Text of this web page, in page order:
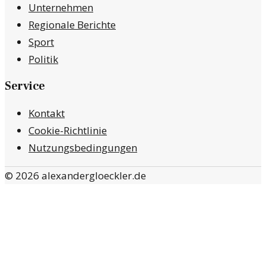
Unternehmen
Regionale Berichte
Sport
Politik
Service
Kontakt
Cookie-Richtlinie
Nutzungsbedingungen
© 2026 alexandergloeckler.de